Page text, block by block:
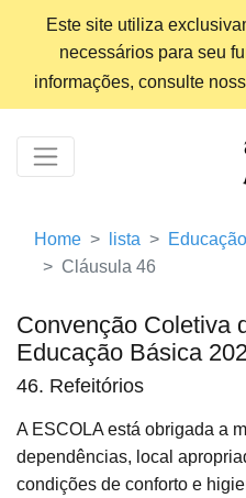
Este site utiliza
necessários para seu
informações, consulte
Home lista
Cláusula 46
Convenção Coletiva
Educação Básica
46. Refeitórios
A ESCOLA está obrigada a
dependências, local
condições de conforto e